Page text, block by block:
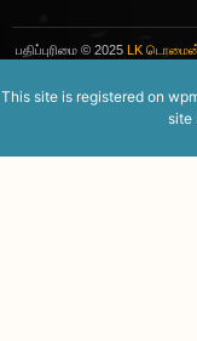
பதிப்புரிமை © 2025 LK டொமைன்
This site is registered on
site